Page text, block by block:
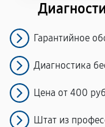
Гарантийное
Диагностика
Цена от 400
Штат из